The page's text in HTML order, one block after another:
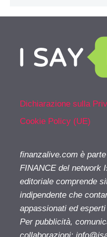
Dichiarazione sulla
Cookie Policy (UE)
finanzalive.com è
FINANCE del network
editoriale comprende
indipendente che
appassionati ed
Per pubblicità,